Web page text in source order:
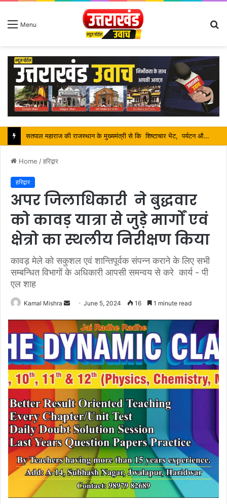
Menu
श्रावण मास में शिव भक्तों की निस्वार्थ सेवा करना ही सच्ची शिव आराधना है-महंत बिष्णु दास
Home /हरिद्वार
हरिद्वार
अपर जिलाधिकारी ने बुद्धवार
को कावड़ यात्रा से जुड़े मार्गों एवं
क्षेत्रो का स्थलीय निरीक्षण किया
कावड़ मेले को सकुशल एवं शान्तिपूर्वक संपन्न कराने के लिए सभी
सम्बन्धित विभागों के अधिकारी आपसी समन्वय से करे कार्य - पी
एल शाह
Kamal Mishra
Send
email
June 5, 2024 16 1 minute read